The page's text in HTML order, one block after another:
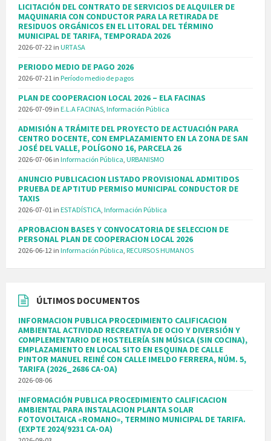
LICITACIÓN DEL CONTRATO DE SERVICIOS DE ALQUILER DE
MAQUINARIA CON CONDUCTOR PARA LA RETIRADA DE
RESIDUOS ORGÁNICOS EN EL LITORAL DEL TÉRMINO
MUNICIPAL DE TARIFA, TEMPORADA 2026
2026-07-22 in URTASA
PERIODO MEDIO DE PAGO 2026
2026-07-21 in Período medio de pagos
PLAN DE COOPERACION LOCAL 2026 – ELA FACINAS
2026-07-09 in E.L.A FACINAS, Información Pública
ADMISIÓN A TRÁMITE DEL PROYECTO DE ACTUACIÓN PARA
CENTRO DOCENTE, CON EMPLAZAMIENTO EN LA ZONA DE SAN
JOSÉ DEL VALLE, POLÍGONO 16, PARCELA 26
2026-07-06 in Información Pública, URBANISMO
ANUNCIO PUBLICACION LISTADO PROVISIONAL ADMITIDOS
PRUEBA DE APTITUD PERMISO MUNICIPAL CONDUCTOR DE
TAXIS
2026-07-01 in ESTADÍSTICA, Información Pública
APROBACION BASES Y CONVOCATORIA DE SELECCION DE
PERSONAL PLAN DE COOPERACION LOCAL 2026
2026-06-12 in Información Pública, RECURSOS HUMANOS
ÚLTIMOS DOCUMENTOS
INFORMACION PUBLICA PROCEDIMIENTO CALIFICACION
AMBIENTAL ACTIVIDAD RECREATIVA DE OCIO Y DIVERSIÓN Y
COMPLEMENTARIO DE HOSTELERÍA SIN MÚSICA (SIN COCINA),
EMPLAZAMIENTO EN LOCAL SITO EN ESQUINA DE CALLE
PINTOR MANUEL REINÉ CON CALLE IMELDO FERRERA, NÚM. 5,
TARIFA (2026_2686 CA-OA)
2026-08-06
INFORMACIÓN PUBLICA PROCEDIMIENTO CALIFICACION
AMBIENTAL PARA INSTALACION PLANTA SOLAR
FOTOVOLTAICA «ROMANO», TERMINO MUNICIPAL DE TARIFA.
(EXPTE 2024/9231 CA-OA)